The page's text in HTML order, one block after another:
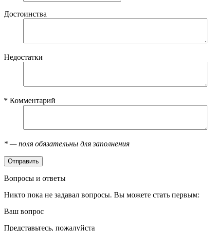
Достоинства
Недостатки
* Комментарий
* — поля обязательны для заполнения
Вопросы и ответы
Никто пока не задавал вопросы. Вы можете стать первым:
Ваш вопрос
Представьтесь, пожалуйста